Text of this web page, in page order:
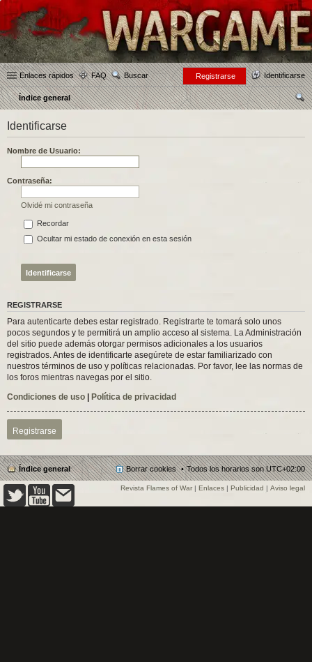
Enlaces rápidos FAQ Buscar Identificarse
Registrarse
Índice general
Identificarse
Nombre de Usuario:
Contraseña:
Olvidé mi contraseña
Recordar
Ocultar mi estado de conexión en esta sesión
REGISTRARSE
Para autenticarte debes estar registrado. Registrarte te tomará solo unos
pocos segundos y te permitirá un amplio acceso al sistema. La Administración
del sitio puede además otorgar permisos adicionales a los usuarios
registrados. Antes de identificarte asegúrete de estar familiarizado con
nuestros términos de uso y políticas relacionadas. Por favor, lee las normas de
los foros mientras navegas por el sitio.
Condiciones de uso | Política de privacidad
Registrarse
Índice general Todos los horarios sonUTC+02:00
Borrar cookies
Revista Flames of War | Enlaces | Publicidad | Aviso legal